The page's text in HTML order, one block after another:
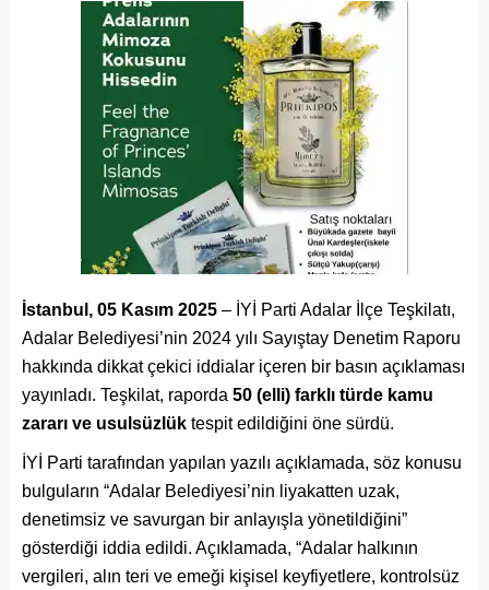
İstanbul, 05 Kasım 2025 – İYİ Parti Adalar İlçe Teşkilatı,
Adalar Belediyesi’nin 2024 yılı Sayıştay Denetim Raporu
hakkında dikkat çekici iddialar içeren bir basın açıklaması
yayınladı. Teşkilat, raporda 50 (elli) farklı türde kamu
zararı ve usulsüzlük tespit edildiğini öne sürdü.
İYİ Parti tarafından yapılan yazılı açıklamada, söz konusu
bulguların “Adalar Belediyesi’nin liyakatten uzak,
denetimsiz ve savurgan bir anlayışla yönetildiğini”
gösterdiği iddia edildi. Açıklamada, “Adalar halkının
vergileri, alın teri ve emeği kişisel keyfiyetlere, kontrolsüz